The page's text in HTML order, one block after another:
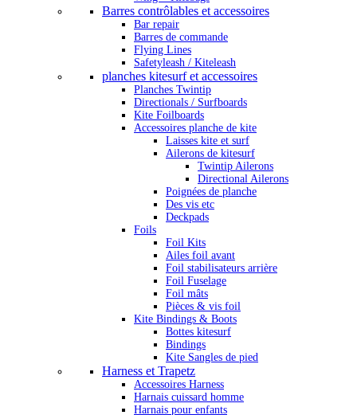
Barres contrôlables et accessoires
Bar repair
Barres de commande
Flying Lines
Safetyleash / Kiteleash
planches kitesurf et accessoires
Planches Twintip
Directionals / Surfboards
Kite Foilboards
Accessoires planche de kite
Laisses kite et surf
Ailerons de kitesurf
Twintip Ailerons
Directional Ailerons
Poignées de planche
Des vis etc
Deckpads
Foils
Foil Kits
Ailes foil avant
Foil stabilisateurs arrière
Foil Fuselage
Foil mâts
Pièces & vis foil
Kite Bindings & Boots
Bottes kitesurf
Bindings
Kite Sangles de pied
Harness et Trapetz
Accessoires Harness
Harnais cuissard homme
Harnais pour enfants